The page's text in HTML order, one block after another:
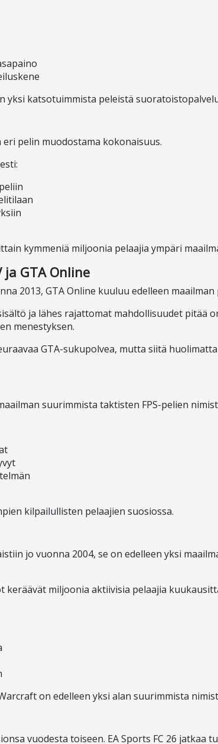
yksi katsotuimmista peleistä
pelin muodostama kokonaisuus.
kymmeniä miljoonia pelaajia ympäri
GTA Online
2013, GTA Online kuuluu edelleen
ja lähes rajattomat mahdollisuudet pitää
menestyksen.
GTA-sukupolvea, mutta siitä
suurimmista taktisten FPS-pelien
kilpailullisten pelaajien suosiossa.
jo vuonna 2004, se on edelleen yksi
keräävät miljoonia aktiivisia pelaajia
on edelleen yksi alan suurimmista
vuodesta toiseen. EA Sports FC 26 jatkaa